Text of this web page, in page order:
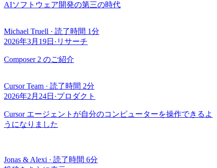
AIソフトウェア開発の第三の時代
Michael Truell · 読了時間 1分
2026年3月19日 · リサーチ
Composer 2 のご紹介
Cursor Team · 読了時間 2分
2026年2月24日 ·プロダクト
Cursor エージェントが自分のコンピューターを操作できるよ
うになりました
Jonas & Alexi · 読了時間 6分